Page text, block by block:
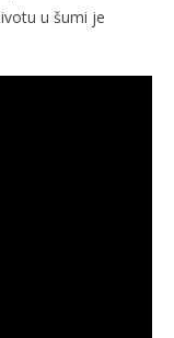
u šumi je